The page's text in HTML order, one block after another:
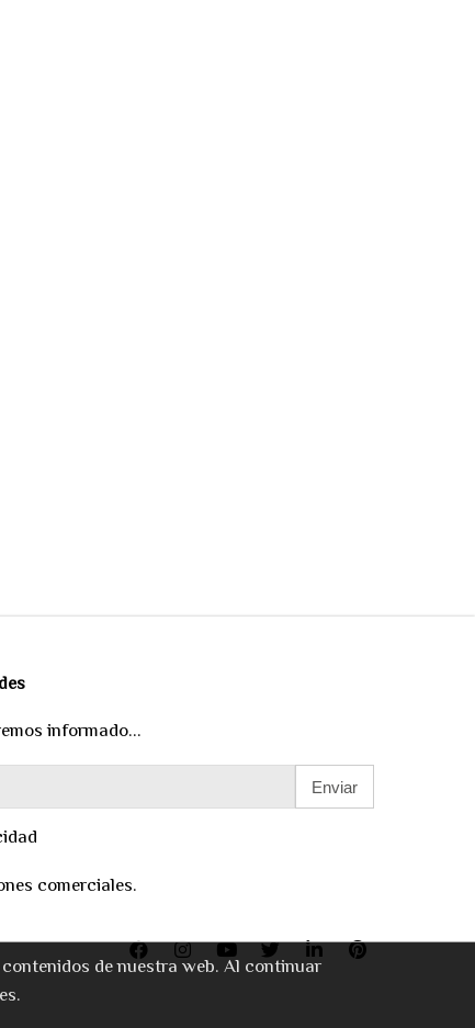
informado...
Enviar
comerciales.
de nuestra web. Al continuar